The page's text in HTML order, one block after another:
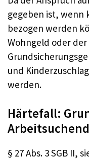
gegeben ist, wenn
bezogen werden
Wohngeld oder
und
werden.
Härtefall:
§ 27 Abs. 3 SGB II,